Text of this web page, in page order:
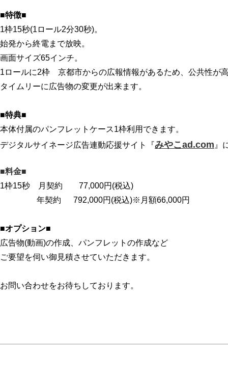
■特徴■
1枠15秒(1ロール2分30秒)。
始発から終電まで放映。
画面サイズ65インチ。
1ロールに2枠 京都市からの広報情報があるため、公共性が
タイムリーに広告物の変更が出来ます。
■特典■
本体付属のパンフレットケース1枠利用できます。
デジタルサイネージ広告連動応援サイト『みやこad.com 』
■料金■
1枠15秒 月契約 77,000円(税込)
年契約 792,000円(税込)※月額66,000円
■オプション■
広告物(動画)の作成、パンフレットの作成など
ご要望を伺い御見積させていただきます。
お問い合わせをお待ちしております。